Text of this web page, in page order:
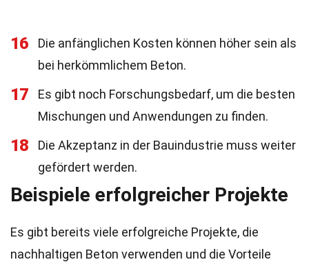
16
Die anfänglichen Kosten können höher sein als
bei herkömmlichem Beton.
17
Es gibt noch Forschungsbedarf, um die besten
Mischungen und Anwendungen zu finden.
18
Die Akzeptanz in der Bauindustrie muss weiter
gefördert werden.
Beispiele erfolgreicher Projekte
Es gibt bereits viele erfolgreiche Projekte, die
nachhaltigen Beton verwenden und die Vorteile